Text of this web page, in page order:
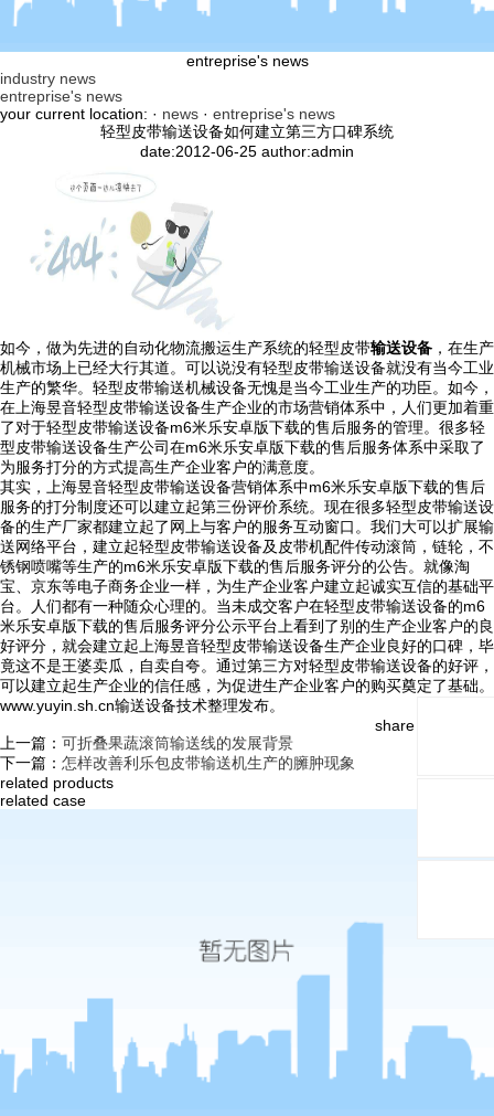
entreprise's news
industry news
entreprise's news
your current location: · news · entreprise's news
轻型皮带输送设备如何建立第三方口碑系统
date:2012-06-25 author:admin
如今，做为先进的自动化物流搬运生产系统的轻型皮带输送设备 ，在生产
机械市场上已经大行其道。可以说没有轻型皮带输送设备就没有当今工业
生产的繁华。轻型皮带输送机械设备无愧是当今工业生产的功臣。如今，
在上海昱音轻型皮带输送设备生产企业的市场营销体系中，人们更加着重
了对于轻型皮带输送设备m6米乐安卓版下载的售后服务的管理。很多轻
型皮带输送设备生产公司在m6米乐安卓版下载的售后服务体系中采取了
为服务打分的方式提高生产企业客户的满意度。
其实，上海昱音轻型皮带输送设备营销体系中m6米乐安卓版下载的售后
服务的打分制度还可以建立起第三份评价系统。现在很多轻型皮带输送设
备的生产厂家都建立起了网上与客户的服务互动窗口。我们大可以扩展输
送网络平台，建立起轻型皮带输送设备及皮带机配件传动滚筒，链轮，不
锈钢喷嘴等生产的m6米乐安卓版下载的售后服务评分的公告。就像淘
宝、京东等电子商务企业一样，为生产企业客户建立起诚实互信的基础平
台。人们都有一种随众心理的。当未成交客户在轻型皮带输送设备的m6
米乐安卓版下载的售后服务评分公示平台上看到了别的生产企业客户的良
好评分，就会建立起上海昱音轻型皮带输送设备生产企业良好的口碑，毕
竟这不是王婆卖瓜，自卖自夸。通过第三方对轻型皮带输送设备的好评，
可以建立起生产企业的信任感，为促进生产企业客户的购买奠定了基础。
www.yuyin.sh.cn输送设备技术整理发布。
share and follow:
上一篇： 可折叠果蔬滚筒输送线的发展背景
下一篇： 怎样改善利乐包皮带输送机生产的臃肿现象
related products
related case